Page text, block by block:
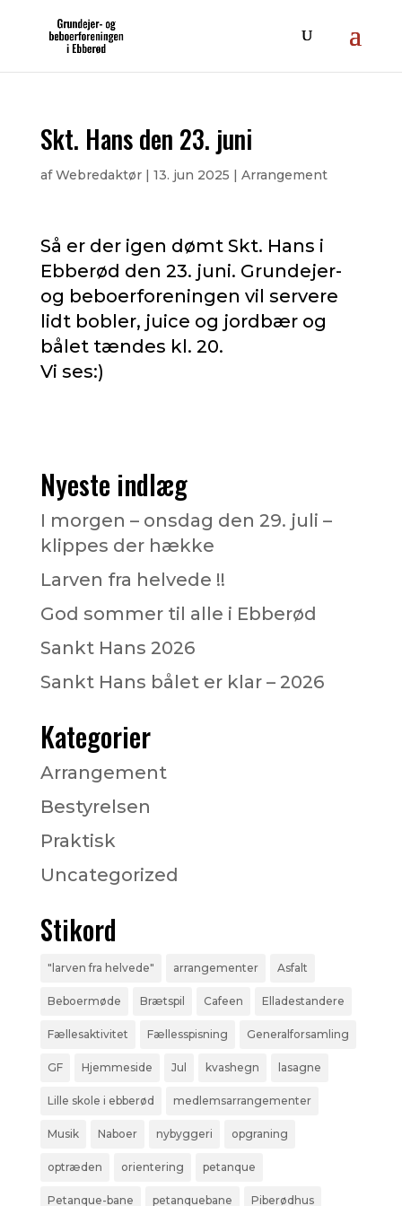
Skt. Hans den 23. juni
afWebredaktør| 13. jun 2025 | Arrangement
Så er der igen dømt Skt. Hans i
Ebberød den 23. juni. Grundejer-
og beboerforeningen vil servere
lidt bobler, juice og jordbær og
bålet tændes kl. 20.
Vi ses:)
Nyeste indlæg
I morgen – onsdag den 29. juli –
klippes der hække
Larven fra helvede !!
God sommer til alle i Ebberød
Sankt Hans 2026
Sankt Hans bålet er klar – 2026
Kategorier
Arrangement
Bestyrelsen
Praktisk
Uncategorized
Stikord
"larven fra helvede" arrangementer Asfalt
Beboermøde Brætspil Cafeen Elladestandere
Fællesaktivitet Fællesspisning Generalforsamling
GF Hjemmeside Jul kvashegn lasagne
Lille skole i ebberød medlemsarrangementer
Musik Naboer nybyggeri opgraning
optræden orientering petanque
Petanque-bane petanquebane Piberødhus